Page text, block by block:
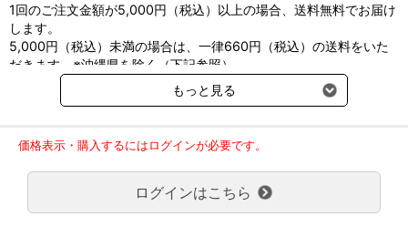
・干す際は形を整え、直射日光に当てず陰干ししてください。
・タンブラー乾燥不可
【推奨種】
超小型犬、小型犬、中型犬、大型犬、全猫種
サポート期（小・中型犬 14歳、15歳頃～/大型犬 10歳頃～）
※強力な滑り止め効果があるため、人が歩くとつまずく場合があり
ます。
1回のご注文金額が5,000円（税込）以上の場合、送料無料でお届け
します。
5,000円（税込）未満の場合は、一律660円（税込）の送料をいた
だきます。※沖縄県を除く（下記参照）
※2017年11月14日（火）より沖縄県へのお届けにつきましては、1
回のご注文金額（税込）が、30,000円以上で配送無料となります。
ご了承のほどよろしくお願い致します。
弊社都合でお届けが２回以上に分かれる場合の送料負担は、１回分
のみで新たな送料は発生しません。
大型商品送料が必要な商品をご注文の場合は、大型商品送料のみご
負担頂きます。
もっと見る
価格表示・購入するにはログインが必要です。
ログインはこちら